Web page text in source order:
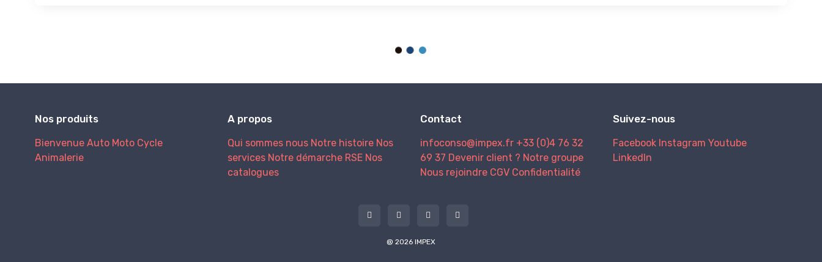
Nos produits
Bienvenue Auto Moto Cycle
Animalerie
A propos
Qui sommes nous Notre histoire Nos
services Notre démarche RSE Nos
catalogues
Contact
infoconso@impex.fr +33 (0)4 76 32
69 37 Devenir client ? Notre groupe
Nous rejoindre CGV Confidentialité
Suivez-nous
Facebook Instagram Youtube
LinkedIn
@ 2026 IMPEX